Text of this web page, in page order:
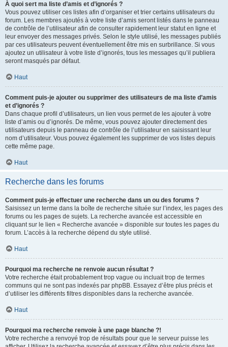
À quoi sert ma liste d’amis et d’ignorés ?
Vous pouvez utiliser ces listes afin d’organiser et trier certains utilisateurs du
forum. Les membres ajoutés à votre liste d’amis seront listés dans le panneau
de contrôle de l’utilisateur afin de consulter rapidement leur statut en ligne et
leur envoyer des messages privés. Selon le style utilisé, les messages publiés
par ces utilisateurs peuvent éventuellement être mis en surbrillance. Si vous
ajoutez un utilisateur à votre liste d’ignorés, tous les messages qu’il publiera
seront masqués par défaut.
Haut
Comment puis-je ajouter ou supprimer des utilisateurs de ma liste d’amis
et d’ignorés ?
Dans chaque profil d’utilisateurs, un lien vous permet de les ajouter à votre
liste d’amis ou d’ignorés. De même, vous pouvez ajouter directement des
utilisateurs depuis le panneau de contrôle de l’utilisateur en saisissant leur
nom d’utilisateur. Vous pouvez également les supprimer de vos listes depuis
cette même page.
Haut
Recherche dans les forums
Comment puis-je effectuer une recherche dans un ou des forums ?
Saisissez un terme dans la boîte de recherche située sur l’index, les pages des
forums ou les pages de sujets. La recherche avancée est accessible en
cliquant sur le lien « Recherche avancée » disponible sur toutes les pages du
forum. L’accès à la recherche dépend du style utilisé.
Haut
Pourquoi ma recherche ne renvoie aucun résultat ?
Votre recherche était probablement trop vague ou incluait trop de termes
communs qui ne sont pas indexés par phpBB. Essayez d’être plus précis et
d’utiliser les différents filtres disponibles dans la recherche avancée.
Haut
Pourquoi ma recherche renvoie à une page blanche ?!
Votre recherche a renvoyé trop de résultats pour que le serveur puisse les